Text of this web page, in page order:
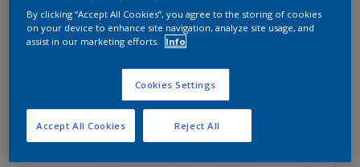
Op dit moment is het niet mogelijk dit product online
te bestellen. Houd de website in de gaten, we werken
er hard aan om de voorraad aan te vullen.
By clicking “Accept All Cookies”, you agree to the storing of cookies
on your device to enhance site navigation, analyze site usage, and
assist in our marketing efforts.
Info
Cookies Settings
Reject All
Accept All Cookies